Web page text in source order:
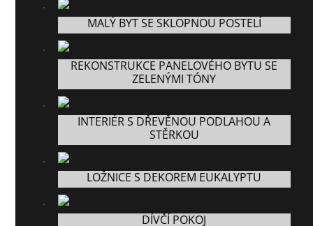
MALÝ BYT SE SKLOPNOU POSTELÍ
REKONSTRUKCE PANELOVÉHO BYTU SE
ZELENÝMI TÓNY
INTERIÉR S DŘEVĚNOU PODLAHOU A
STĚRKOU
LOŽNICE S DEKOREM EUKALYPTU
DÍVČÍ POKOJ